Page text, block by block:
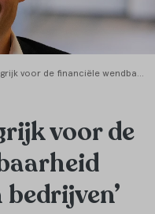
financiële wendbaarheid van gezinnen en bedrijven’
voor de